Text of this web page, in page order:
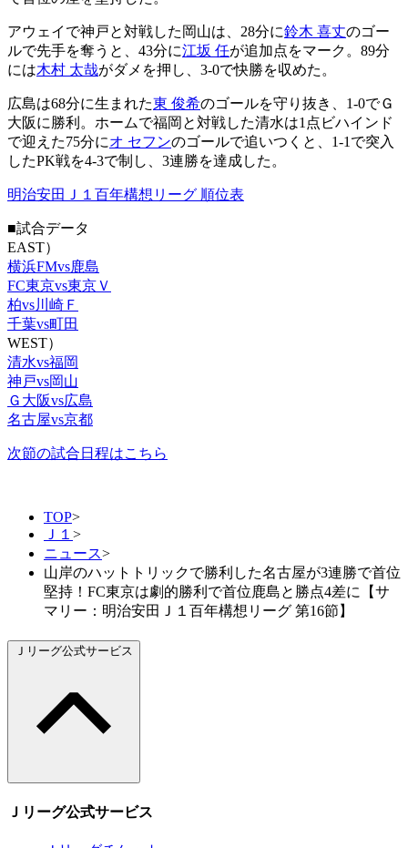
アウェイで神戸と対戦した岡山は、28分に鈴木 喜丈のゴー
ルで先手を奪うと、43分に江坂 任が追加点をマーク。89分
には木村 太哉がダメを押し、3-0で快勝を収めた。
広島は68分に生まれた東 俊希のゴールを守り抜き、1-0でＧ
大阪に勝利。ホームで福岡と対戦した清水は1点ビハインド
で迎えた75分にオ セフンのゴールで追いつくと、1-1で突入
したPK戦を4-3で制し、3連勝を達成した。
明治安田Ｊ１百年構想リーグ 順位表
■試合データ
EAST）
横浜FMvs鹿島
FC東京vs東京Ｖ
柏vs川崎Ｆ
千葉vs町田
WEST）
清水vs福岡
神戸vs岡山
Ｇ大阪vs広島
名古屋vs京都
次節の試合日程はこちら
TOP>
Ｊ１ >
ニュース>
山岸のハットトリックで勝利した名古屋が3連勝で首位
堅持！FC東京は劇的勝利で首位鹿島と勝点4差に【サ
マリー：明治安田Ｊ１百年構想リーグ 第16節】
Ｊリーグ公式サービス
Ｊリーグ公式サービス